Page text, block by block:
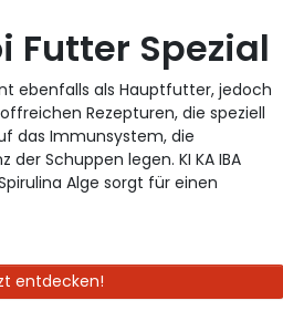
Futter Spezial
ebenfalls als Hauptfutter, jedoch
Rezepturen, die speziell
das Immunsystem, die
der Schuppen legen. KI KA IBA
Alge sorgt für einen
entdecken!